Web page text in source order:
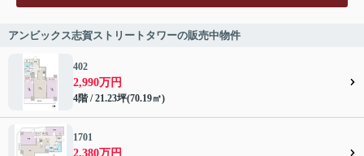
アンビックス志賀ストリートタワーの販売中物件
402
2,990万円
4階 / 21.23坪(70.19㎡)
1701
2,380万円